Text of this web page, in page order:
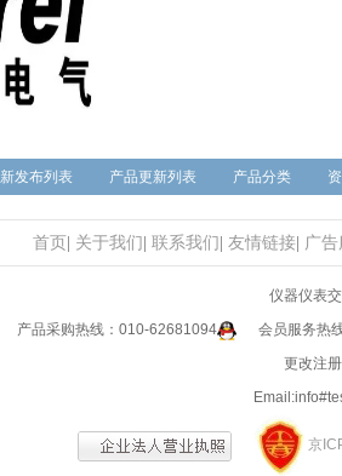
发布列表 产品更新列表 产品分类
首页 关于我们 联系我们 友情链接| 广告
仪器仪表
产品采购热线：010-62681094
会员服务热
更改注
京